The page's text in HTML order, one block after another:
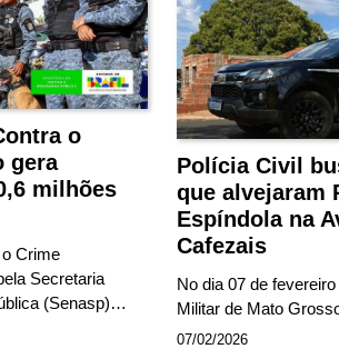
o
gera
milhões
Crime
Secretaria
(Senasp)…
Polícia Civil
que alvejaram
Espíndola na
Cafezais
No dia 07 de
Militar de Mato
07/02/2026